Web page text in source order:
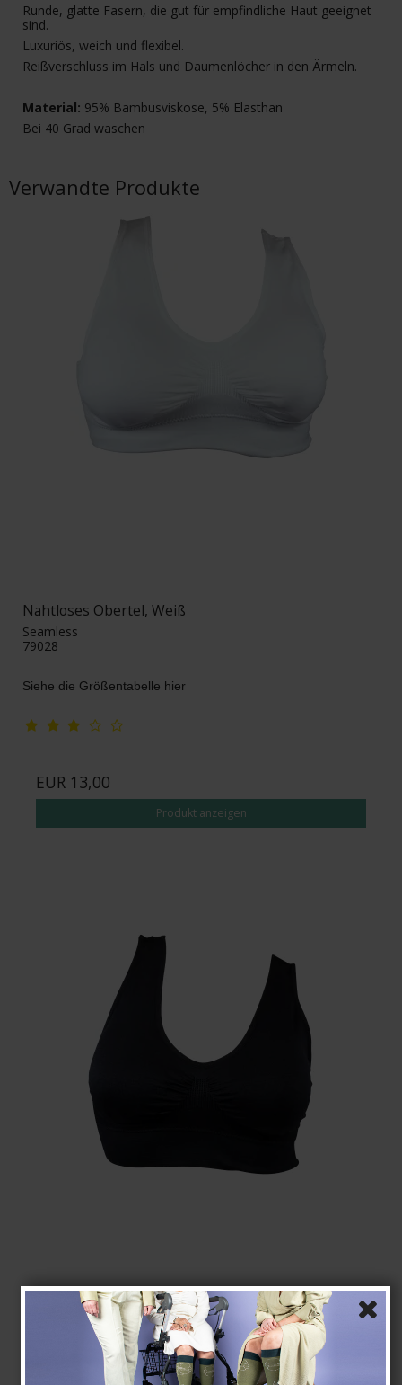
Runde, glatte Fasern, die gut für empfindliche Haut geeignet
sind.
Luxuriös, weich und flexibel.
Reißverschluss im Hals und Daumenlöcher in den Ärmeln.
Material: 95% Bambusviskose, 5% Elasthan
Bei 40 Grad waschen
Verwandte Produkte
Nahtloses Obertel, Weiß
Seamless
79028
Siehe die Größentabelle hier
EUR 13,00
Produkt anzeigen
Nahtloses Obertel, Schwarz